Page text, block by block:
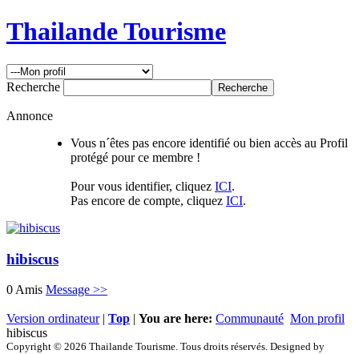
Thailande Tourisme
Recherche
Annonce
Vous n´êtes pas encore identifié ou bien accès au Profil
protégé pour ce membre !
Pour vous identifier, cliquez ICI.
Pas encore de compte, cliquez ICI.
hibiscus
0 Amis Message >>
Version ordinateur| Top | You are here: Communauté Mon profil
hibiscus
Copyright © 2026 Thailande Tourisme. Tous droits réservés. Designed by